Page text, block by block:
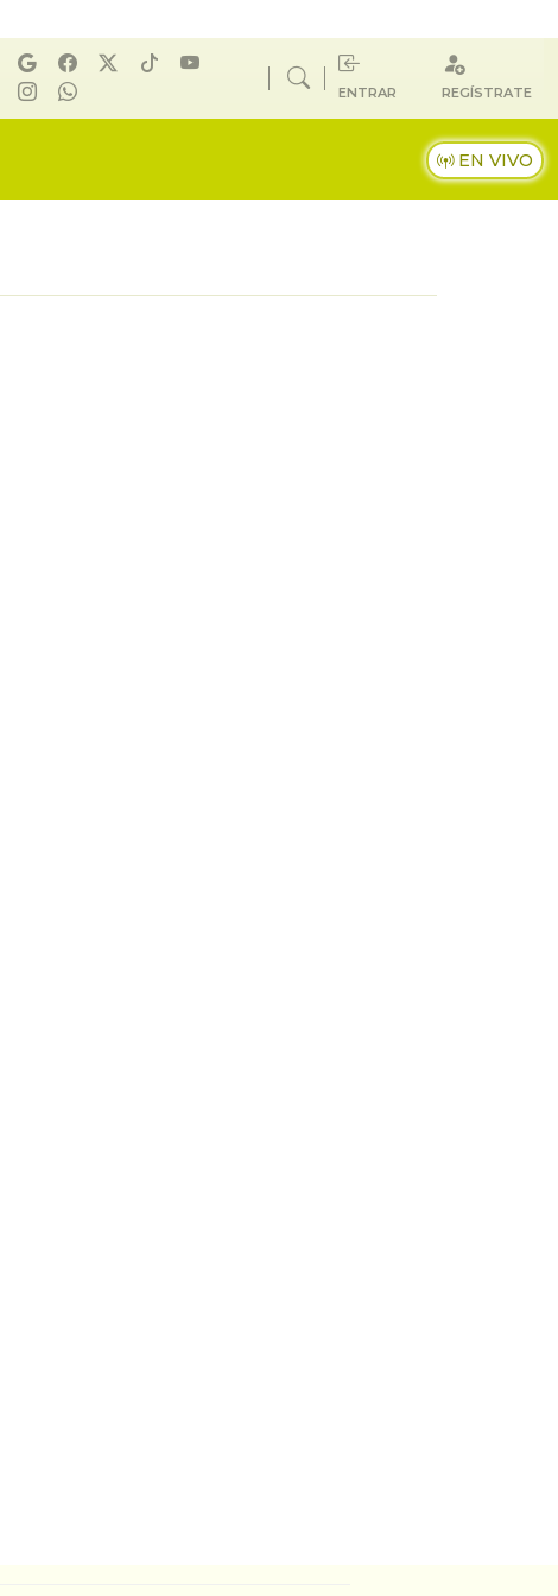
ENTRAR REGÍSTRATE
EN VIVO